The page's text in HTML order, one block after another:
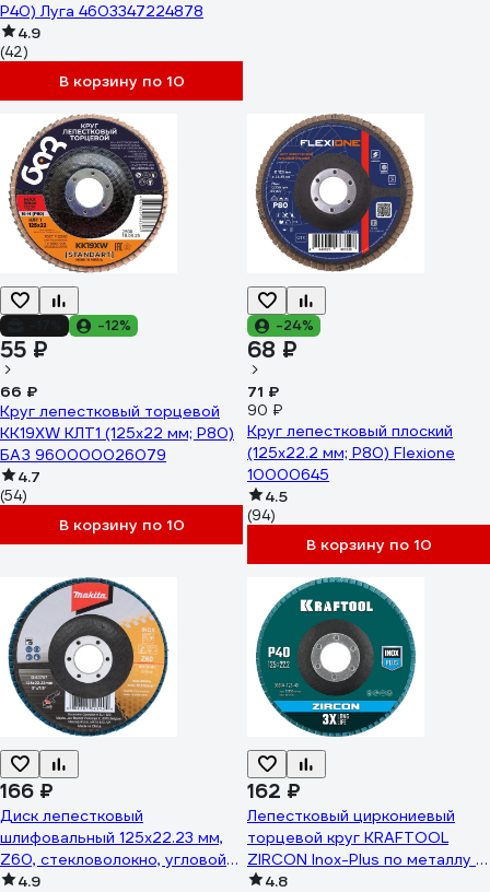
Р40) Луга 4603347224878
4.9
(42)
В корзину по 10
-12%
55 ₽
66 ₽
Круг лепестковый торцевой
KK19XW КЛТ1 (125х22 мм; P80)
БАЗ 960000026079
4.7
(54)
В корзину по 10
-24%
68 ₽
71 ₽
90 ₽
Круг лепестковый плоский
(125х22.2 мм; Р80) Flexione
10000645
4.5
(94)
В корзину по 10
166 ₽
Диск лепестковый
шлифовальный 125x22.23 мм,
Z60, стекловолокно, угловой
Makita D-63797
4.9
162 ₽
Лепестковый циркониевый
торцевой круг KRAFTOOL
ZIRCON Inox-Plus по металлу и
нержавеющей стали, 125x22.2
4.8